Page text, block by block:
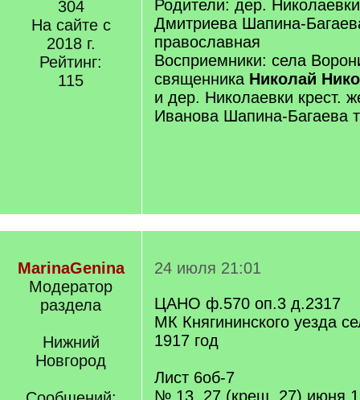
304
На сайте с
2018 г.
Рейтинг:
115
Родители: дер.
Дмитриева Шапина-
православная
Восприемники: села
священника Николай
и дер. Николаевки крест.
Иванова Шапина-Багаева
MarinaGenina
Модератор
раздела
Нижний
Новгород
24 июля 21:01
ЦАНО ф.570 оп.3 д.2317
МК Княгининского уезда
1917 год
Лист 6об-7
№ 13, 27 (крещ. 27) июня